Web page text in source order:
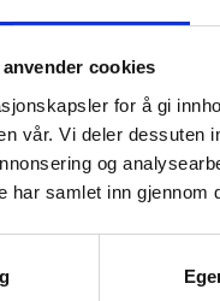
cookies
for å gi
vår. Vi deler dessuten
og
har samlet inn gjennom